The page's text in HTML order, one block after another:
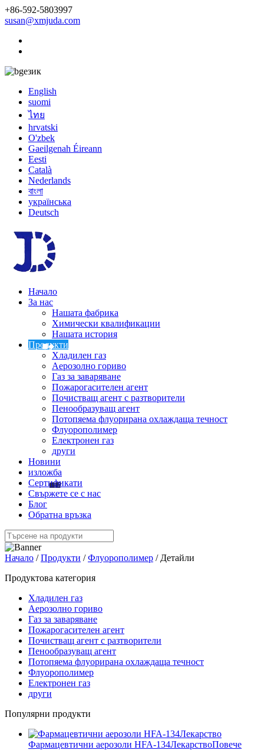
+86-592-5803997
susan@xmjuda.com
език
English
suomi
ไทย
hrvatski
O'zbek
Gaeilgenah Éireann
Eesti
Català
Nederlands
বাংলা
українська
Deutsch
Начало
За нас
Нашата фабрика
Химически квалификации
Нашата история
Продукти
Хладилен газ
Аерозолно гориво
Газ за заваряване
Пожарогасителен агент
Почистващ агент с разтворители
Пенообразуващ агент
Потопяема флуорирана охлаждаща течност
Флуорополимер
Електронен газ
други
Новини
изложба
Сертификати
Свържете се с нас
Блог
Обратна връзка
Начало /Продукти /Флуорополимер / Детайли
Продуктова категория
Хладилен газ
Аерозолно гориво
Газ за заваряване
Пожарогасителен агент
Почистващ агент с разтворители
Пенообразуващ агент
Потопяема флуорирана охлаждаща течност
Флуорополимер
Електронен газ
други
Популярни продукти
Фармацевтични аерозоли HFA-134ЛекарствоПовече